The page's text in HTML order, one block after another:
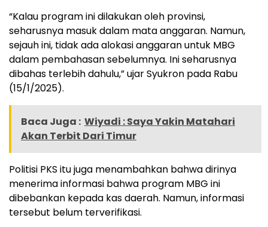
“Kalau program ini dilakukan oleh provinsi,
seharusnya masuk dalam mata anggaran. Namun,
sejauh ini, tidak ada alokasi anggaran untuk MBG
dalam pembahasan sebelumnya. Ini seharusnya
dibahas terlebih dahulu,” ujar Syukron pada Rabu
(15/1/2025).
Baca Juga : Wiyadi : Saya Yakin Matahari
Akan Terbit Dari Timur
Politisi PKS itu juga menambahkan bahwa dirinya
menerima informasi bahwa program MBG ini
dibebankan kepada kas daerah. Namun, informasi
tersebut belum terverifikasi.